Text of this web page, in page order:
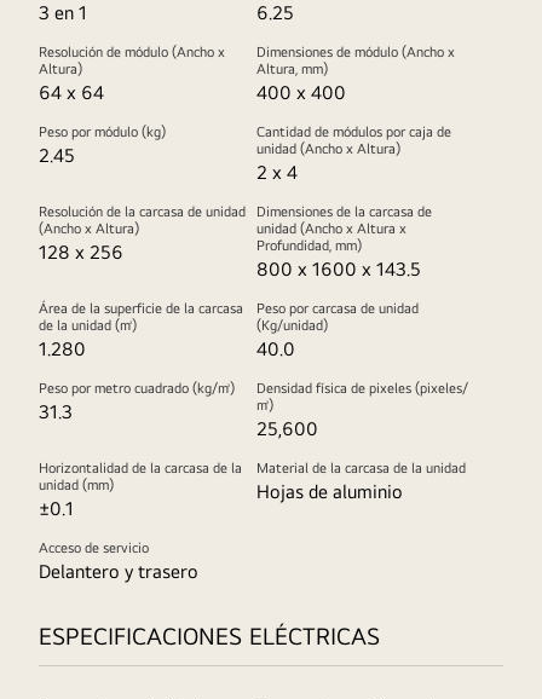
3 en 1 6.25
Resolución de módulo (Ancho x
Altura)
64 x 64
Dimensiones de módulo (Ancho x
Altura, mm)
400 x 400
Peso por módulo (kg)
2.45
Cantidad de módulos por caja de
unidad (Ancho x Altura)
2 x 4
Resolución de la carcasa de unidad
(Ancho x Altura)
128 x 256
Dimensiones de la carcasa de
unidad (Ancho x Altura x
Profundidad, mm)
800 x 1600 x 143.5
Área de la superficie de la carcasa
de la unidad (㎡)
1.280
Peso por carcasa de unidad
(Kg/unidad)
40.0
Peso por metro cuadrado (kg/㎡)
31.3
Densidad física de pixeles (pixeles/
㎡)
25,600
Horizontalidad de la carcasa de la
unidad (mm)
±0.1
Material de la carcasa de la unidad
Hojas de aluminio
Acceso de servicio
Delantero y trasero
ESPECIFICACIONES ELÉCTRICAS